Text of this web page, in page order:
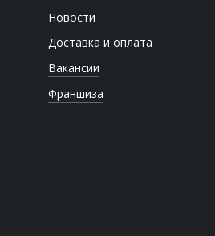
Новости
Доставка и оплата
Вакансии
Франшиза